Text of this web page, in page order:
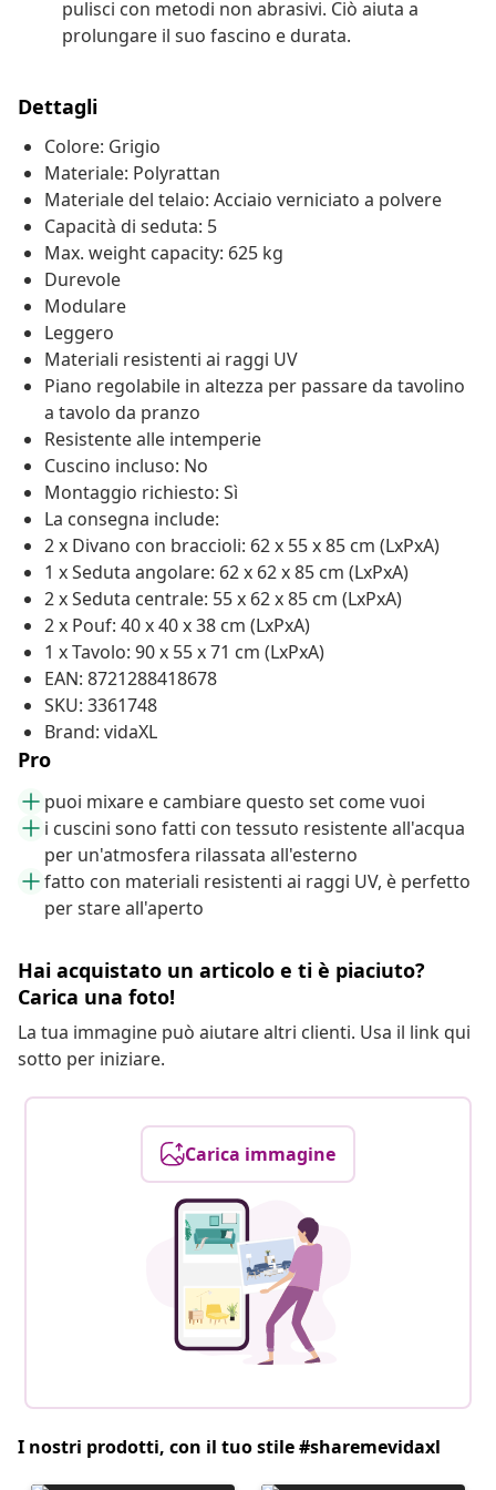
pulisci con metodi non abrasivi. Ciò aiuta a
prolungare il suo fascino e durata.
Dettagli
Colore: Grigio
Materiale: Polyrattan
Materiale del telaio: Acciaio verniciato a polvere
Capacità di seduta: 5
Max. weight capacity: 625 kg
Durevole
Modulare
Leggero
Materiali resistenti ai raggi UV
Piano regolabile in altezza per passare da tavolino
a tavolo da pranzo
Resistente alle intemperie
Cuscino incluso: No
Montaggio richiesto: Sì
La consegna include:
2 x Divano con braccioli: 62 x 55 x 85 cm (LxPxA)
1 x Seduta angolare: 62 x 62 x 85 cm (LxPxA)
2 x Seduta centrale: 55 x 62 x 85 cm (LxPxA)
2 x Pouf: 40 x 40 x 38 cm (LxPxA)
1 x Tavolo: 90 x 55 x 71 cm (LxPxA)
EAN: 8721288418678
SKU: 3361748
Brand: vidaXL
Pro
puoi mixare e cambiare questo set come vuoi
i cuscini sono fatti con tessuto resistente all'acqua
per un'atmosfera rilassata all'esterno
fatto con materiali resistenti ai raggi UV, è perfetto
per stare all'aperto
Hai acquistato un articolo e ti è piaciuto?
Carica una foto!
La tua immagine può aiutare altri clienti. Usa il link qui
sotto per iniziare.
Carica immagine
I nostri prodotti, con il tuo stile #sharemevidaxl